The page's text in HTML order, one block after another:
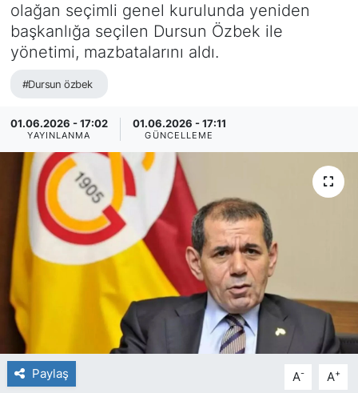
olağan seçimli genel kurulunda yeniden
başkanlığa seçilen Dursun Özbek ile
yönetimi, mazbatalarını aldı.
#Dursun özbek
01.06.2026 - 17:02
YAYINLANMA
01.06.2026 - 17:11
GÜNCELLEME
Paylaş A- A+
Bilim ve Teknoloji
Yazı Dizisi
Son Dakika Haberleri
Haber Arşivi